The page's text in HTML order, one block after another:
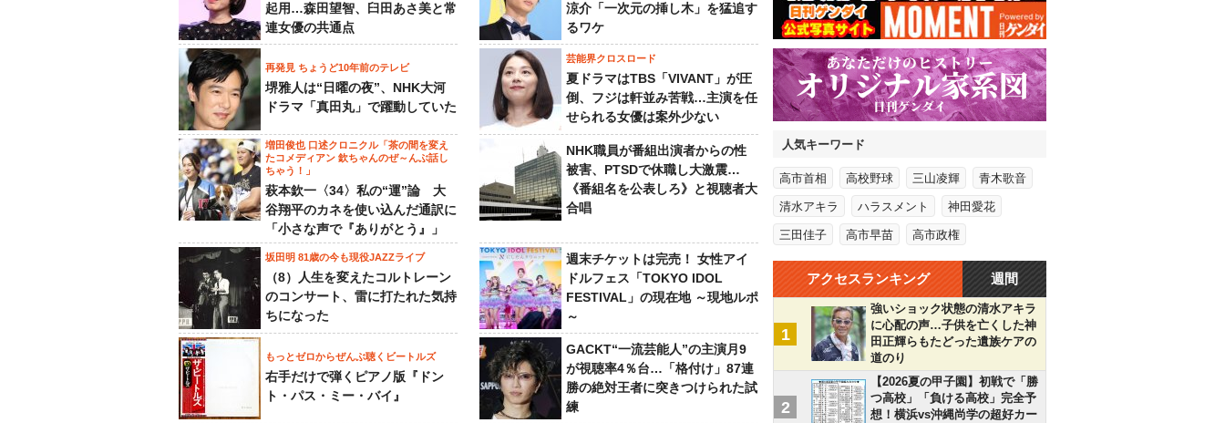
起用…森田望智、臼田あさ美と常
連女優の共通点
涼介「一次元の挿し木」を猛追す
るワケ
再発見 ちょうど10年前のテレビ
堺雅人は“日曜の夜”、NHK大河
ドラマ「真田丸」で躍動していた
芸能界クロスロード
夏ドラマはTBS「VIVANT」が圧
倒、フジは軒並み苦戦…主演を任
せられる女優は案外少ない
増田俊也 口述クロニクル「茶の間を変え
たコメディアン 欽ちゃんのぜ～んぶ話し
ちゃう！」
萩本欽一〈34〉私の“運”論 大
谷翔平のカネを使い込んだ通訳に
「小さな声で『ありがとう』」
NHK職員が番組出演者からの性
被害、PTSDで休職し大激震…
《番組名を公表しろ》と視聴者大
合唱
坂田明 81歳の今も現役JAZZライブ
（8）人生を変えたコルトレーン
のコンサート、雷に打たれた気持
ちになった
週末チケットは完売！ 女性アイ
ドルフェス「TOKYO IDOL
FESTIVAL」の現在地 ～現地ルポ
～
もっとゼロからぜんぶ聴くビートルズ
右手だけで弾くピアノ版『ドン
ト・パス・ミー・バイ』
GACKT“一流芸能人”の主演月9
が視聴率4％台…「格付け」87連
勝の絶対王者に突きつけられた試
練
人気キーワード
高市首相 高校野球 三山凌輝 青木歌音
清水アキラ ハラスメント 神田愛花
三田佳子 高市早苗 高市政権
アクセスランキング 週間
1
強いショック状態の清水アキラ
に心配の声…子供を亡くした神
田正輝らもたどった遺族ケアの
道のり
2
【2026夏の甲子園】初戦で「勝
つ高校」「負ける高校」完全予
想！横浜vs沖縄尚学の超好カー